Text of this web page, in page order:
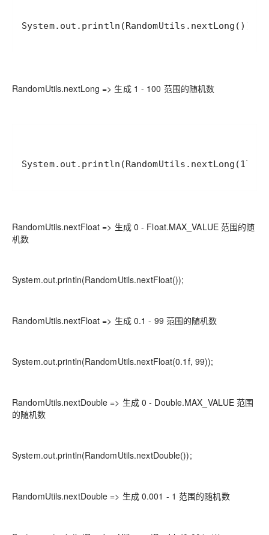
System.out.println(RandomUtils.nextLong());
RandomUtils.nextLong => 生成 1 - 100 范围的随机数
System.out.println(RandomUtils.nextLong(1l,
RandomUtils.nextFloat => 生成 0 - Float.MAX_VALUE 范围的随
机数
System.out.println(RandomUtils.nextFloat());
RandomUtils.nextFloat => 生成 0.1 - 99 范围的随机数
System.out.println(RandomUtils.nextFloat(0.1f, 99));
RandomUtils.nextDouble => 生成 0 - Double.MAX_VALUE 范围
的随机数
System.out.println(RandomUtils.nextDouble());
RandomUtils.nextDouble => 生成 0.001 - 1 范围的随机数